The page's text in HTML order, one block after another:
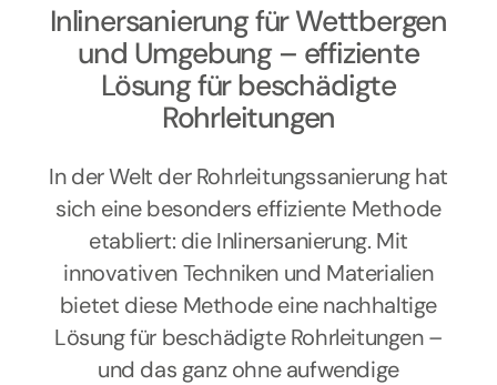
Inlinersanierung für Wettbergen
und Umgebung – effiziente
Lösung für beschädigte
Rohrleitungen
In der Welt der Rohrleitungssanierung hat
sich eine besonders effiziente Methode
etabliert: die Inlinersanierung. Mit
innovativen Techniken und Materialien
bietet diese Methode eine nachhaltige
Lösung für beschädigte Rohrleitungen –
und das ganz ohne aufwendige